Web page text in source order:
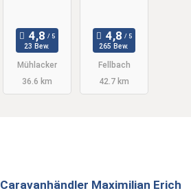
23 Bew.
Mühlacker
36.6 km
265 Bew.
Fellbach
42.7 km
Caravanhändler Maximilian Erich